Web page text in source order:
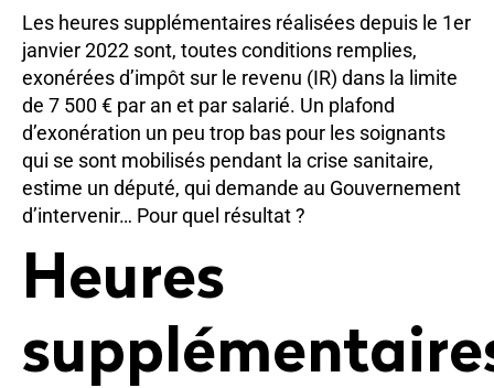
Les heures supplémentaires réalisées depuis le 1er
janvier 2022 sont, toutes conditions remplies,
exonérées d’impôt sur le revenu (IR) dans la limite
de 7 500 € par an et par salarié. Un plafond
d’exonération un peu trop bas pour les soignants
qui se sont mobilisés pendant la crise sanitaire,
estime un député, qui demande au Gouvernement
d’intervenir… Pour quel résultat ?
Heures